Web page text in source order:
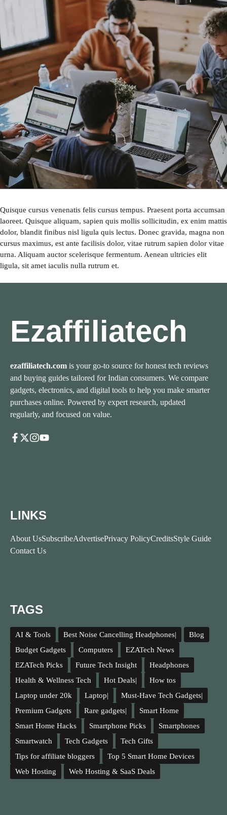
Quisque cursus venenatis felis cursus tempus. Praesent porta accumsan
laoreet. Quisque aliquam, sapien quis mollis sollicitudin, ex enim mattis
dolor, blandit finibus nisl ligula quis lectus. Donec gravida, magna non
cursus maximus, est ante facilisis dolor, vitae rutrum sapien dolor vitae
urna. Aliquam auctor scelerisque fermentum. Aenean ultricies elit
ligula, sit amet iaculis nulla rutrum et.
Ezaffiliatech
ezaffiliatech.com is your go-to source for honest tech reviews
and buying guides tailored for Indian consumers. We compare
gadgets, electronics, and digital tools to help you make smarter
purchases online. Powered by expert research, updated
regularly, and focused on value.
LINKS
About UsSubscribeAdvertisePrivacy PolicyCreditsStyle Guide
Contact Us
TAGS
AI & Tools Best Noise Cancelling Headphones|
Blog
Budget Gadgets
Computers
EZATech News
EZATech Picks
Future Tech Insight
Headphones
Health & Wellness Tech
Hot Deals|
How tos
Laptop under 20k
Laptop|
Must-Have Tech Gadgets|
Premium Gadgets
Rare gadgets|
Smart Home
Smart Home Hacks
Smartphone Picks
Smartphones
Smartwatch
Tech Gadgets
Tech Gifts
Tips for affiliate bloggers
Top 5 Smart Home Devices
Web Hosting
Web Hosting & SaaS Deals